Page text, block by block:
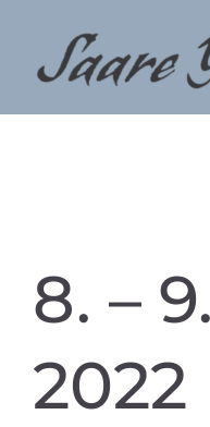
8. –
2022